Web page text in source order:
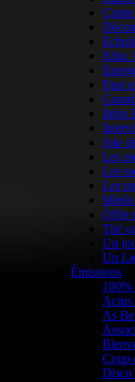
Conte
Educ
Faut
Infos
Joie
Les
Les
Les
Offre
Thé
Un
Un
Émissions
Actus
As
Coup
Disco